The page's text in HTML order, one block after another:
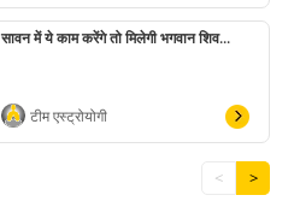
सावन में ये काम करेंगे तो मिलेगी भगवान शिव...
टीम एस्ट्रोयोगी
< >